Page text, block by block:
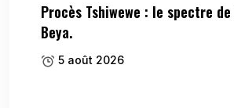
Procès Tshiwewe : le spectre
Beya.
5 août 2026